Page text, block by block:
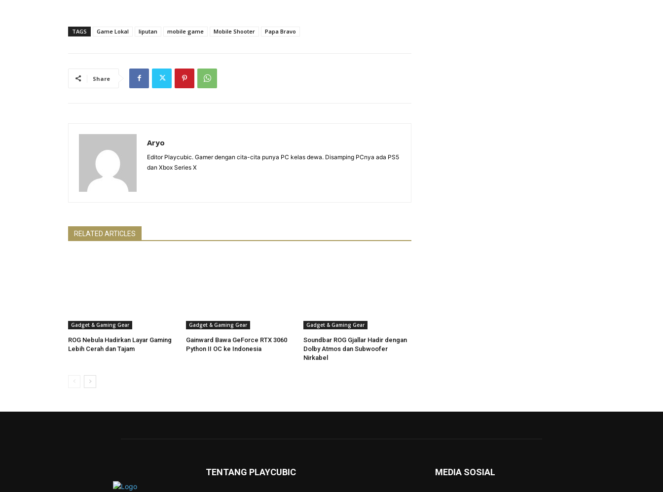
TAGS Game Lokal liputan mobile game Mobile Shooter Papa Bravo
Share
Aryo
Editor Playcubic. Gamer dengan cita-cita punya PC kelas dewa. Disamping PCnya ada PS5
dan Xbox Series X
RELATED ARTICLES
Gadget & Gaming Gear
ROG Nebula Hadirkan Layar Gaming
Lebih Cerah dan Tajam
Gadget & Gaming Gear
Gainward Bawa GeForce RTX 3060
Python II OC ke Indonesia
Gadget & Gaming Gear
Soundbar ROG Gjallar Hadir dengan
Dolby Atmos dan Subwoofer
Nirkabel
TENTANG PLAYCUBIC MEDIA SOSIAL